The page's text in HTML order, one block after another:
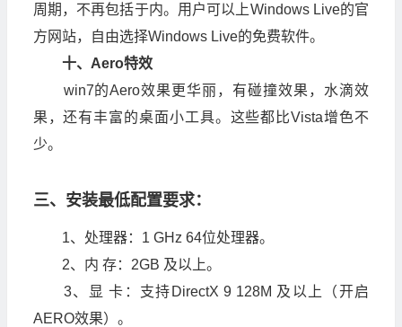
周期，不再包括于内。用户可以上Windows Live的官
方网站，自由选择Windows Live的免费软件。
十、Aero特效
win7的Aero效果更华丽，有碰撞效果，水滴效
果，还有丰富的桌面小工具。这些都比Vista增色不
少。
三、安装最低配置要求：
1、处理器：1 GHz 64位处理器。
2、内 存：2GB 及以上。
3、显 卡：支持DirectX 9 128M 及以上（开启
AERO效果）。